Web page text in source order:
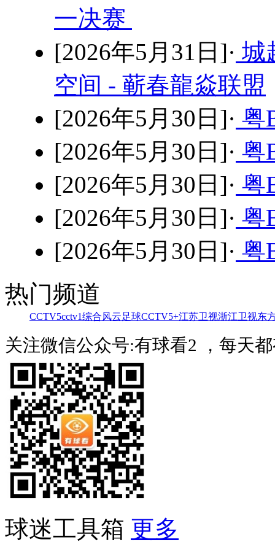
一决赛
[2026年5月31日]· 城
空间 - 蕲春龍焱联盟
[2026年5月30日]· 粤
[2026年5月30日]· 粤
[2026年5月30日]· 粤
[2026年5月30日]· 粤
[2026年5月30日]· 粤
热门频道
CCTV5cctv1综合风云足球CCTV5+江苏卫视浙江卫视东
关注微信公众号:有球看2 ，每天
球迷工具箱 更多